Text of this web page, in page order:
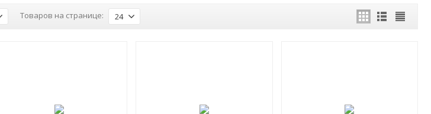
Товаров на странице: 24